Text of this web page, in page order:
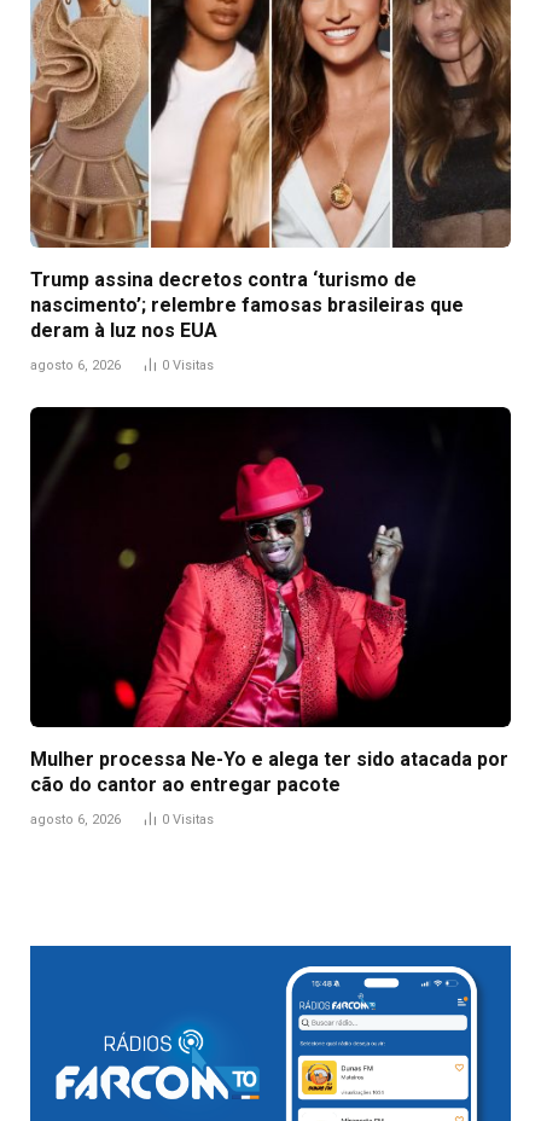
Trump assina decretos contra ‘turismo de
nascimento’; relembre famosas brasileiras que
deram à luz nos EUA
agosto 6, 2026 0 Visitas
Mulher processa Ne-Yo e alega ter sido atacada por
cão do cantor ao entregar pacote
agosto 6, 2026 0 Visitas